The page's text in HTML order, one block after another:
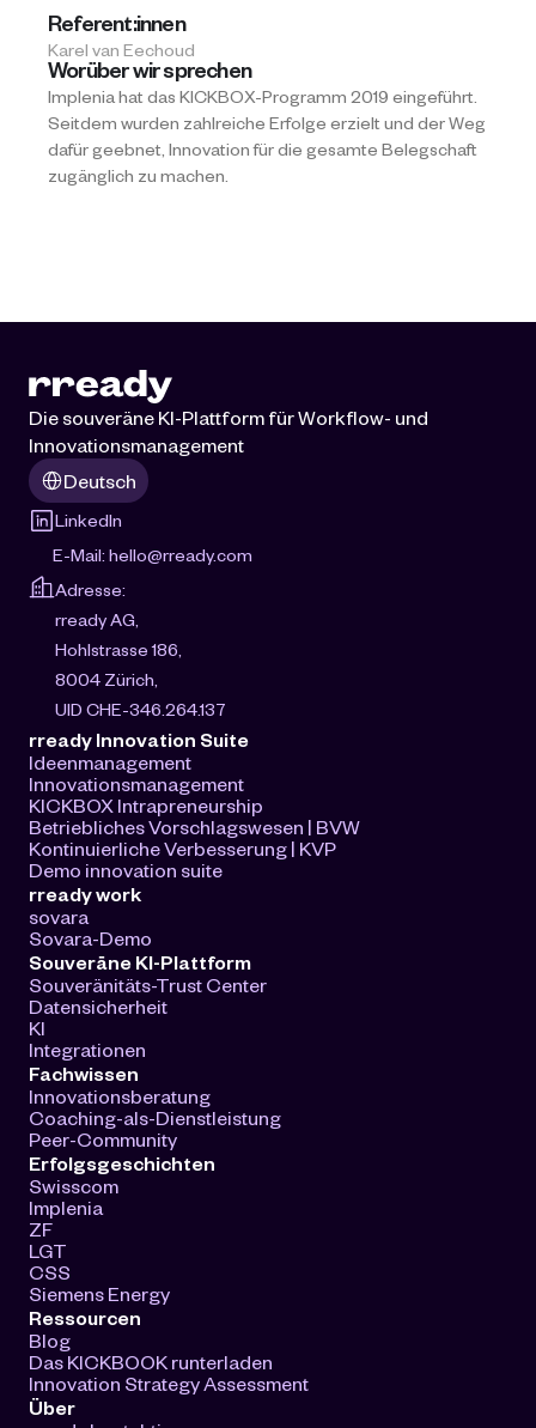
Referent:innen
Karel van Eechoud
Worüber wir sprechen
Implenia hat das KICKBOX-Programm 2019 eingeführt.
Seitdem wurden zahlreiche Erfolge erzielt und der Weg
dafür geebnet, Innovation für die gesamte Belegschaft
zugänglich zu machen.
Die souveräne KI-Plattform für Workflow- und
Innovationsmanagement
Select Language
Deutsch
LinkedIn
E-Mail: hello@rready.com
Adresse:
rready AG,
Hohlstrasse 186,
8004 Zürich,
UID CHE-346.264.137
rready Innovation Suite
Ideenmanagement
Innovationsmanagement
KICKBOX Intrapreneurship
Betriebliches Vorschlagswesen | BVW
Kontinuierliche Verbesserung | KVP
Demo innovation suite
rready work
sovara
Sovara-Demo
Souveräne KI-Plattform
Souveränitäts-Trust Center
Datensicherheit
KI
Integrationen
Fachwissen
Innovationsberatung
Coaching-als-Dienstleistung
Peer-Community
Erfolgsgeschichten
Swisscom
Implenia
ZF
LGT
CSS
Siemens Energy
Ressourcen
Blog
Das KICKBOOK runterladen
Innovation Strategy Assessment
Über